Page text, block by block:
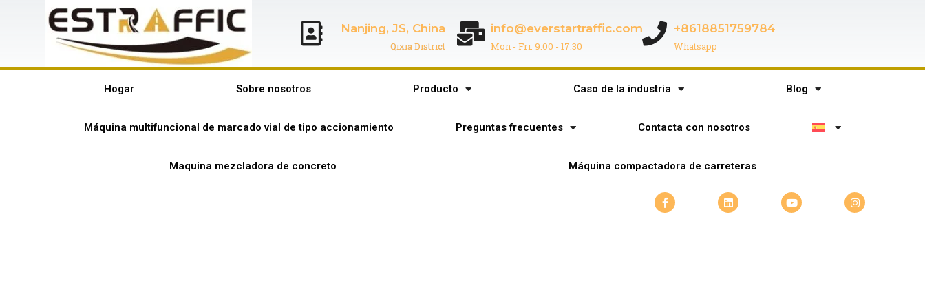
Nanjing, JS, China
Qixia District
info@everstartraffic.com
Mon - Fri: 9:00 - 17:30
+8618851759784
Whatsapp
Hogar Sobre nosotros Producto Caso de la industria Blog
Máquina multifuncional de marcado vial de tipo accionamiento Preguntas frecuentes Contacta con nosotros
Maquina mezcladora de concreto Máquina compactadora de carreteras